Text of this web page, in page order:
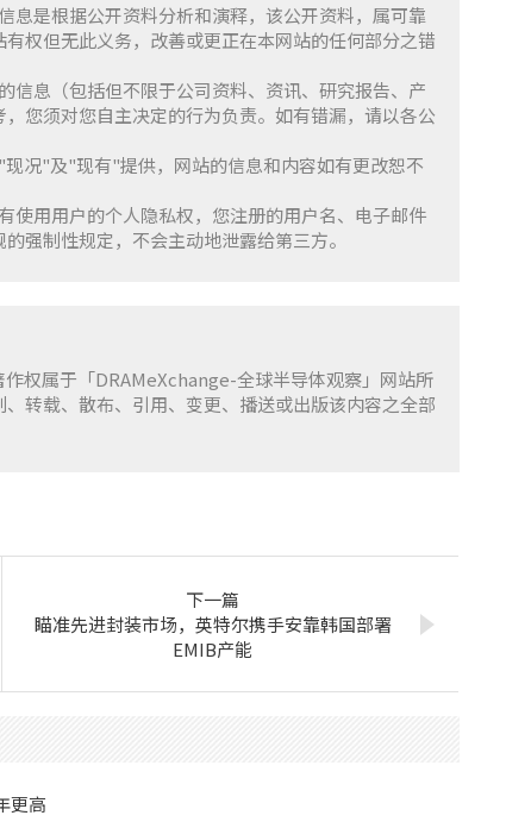
息是根据公开资料分析和演释，该公开资料，属可靠
权但无此义务，改善或更正在本网站的任何部分之错
信息（包括但不限于公司资料、资讯、研究报告、产
您须对您自主决定的行为负责。如有错漏，请以各公
况"及"现有"提供，网站的信息和内容如有更改恕不
使用用户的个人隐私权，您注册的用户名、电子邮件
强制性规定，不会主动地泄露给第三方。
权属于「DRAMeXchange-全球半导体观察」网站所
转载、散布、引用、变更、播送或出版该内容之全部
下一篇
瞄准先进封装市场，英特尔携手安靠韩国部署
EMIB产能
更高